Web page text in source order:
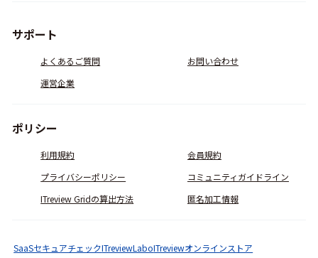
サポート
よくあるご質問
お問い合わせ
運営企業
ポリシー
利用規約
会員規約
プライバシーポリシー
コミュニティガイドライン
ITreview Gridの算出方法
匿名加工情報
SaaSセキュアチェックITreviewLaboITreviewオンラインストア